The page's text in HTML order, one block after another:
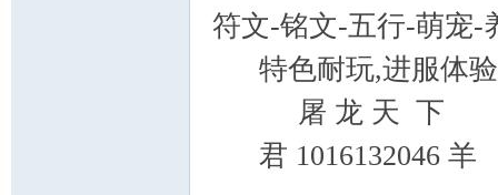
符文-铭文-五行-萌宠-
特色耐玩,进服体验
屠 龙 天 下
君 1016132046 羊